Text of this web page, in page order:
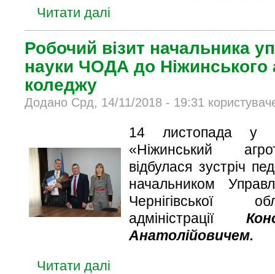
Читати далі
Робочий візит начальника
науки ЧОДА до Ніжинського
коледжу
Додано Срд, 14/11/2018 - 19:31
14 листопада у
«Ніжинський
відбулася зустріч
начальником
Чернігівської
адміністрації
Анатолійовичем.
Читати далі